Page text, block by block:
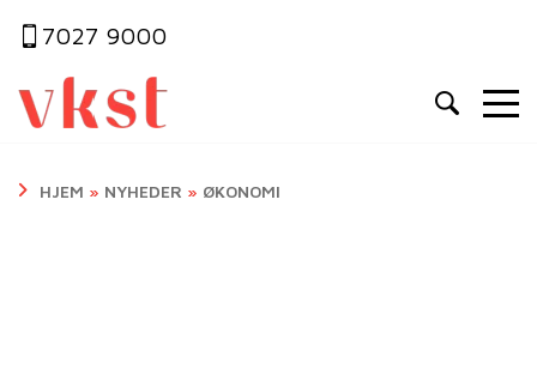
7027 9000
HJEM » NYHEDER » ØKONOMI